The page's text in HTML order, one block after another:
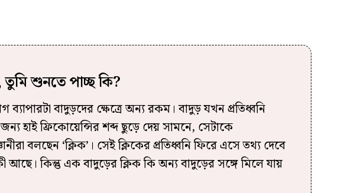
তুমি শুনতে পাচ্ছ কি?
ব্যাপারটা বাদুড়দের ক্ষেত্রে অন্য রকম। বাদুড় যখন প্রতিধ্বনি
হাই ফ্রিকোয়েন্সির শব্দ ছুড়ে দেয় সামনে, সেটাকে
বলছেন ‘ক্লিক’। সেই ক্লিকের প্রতিধ্বনি ফিরে এসে তথ্য দেবে
আছে। কিন্তু এক বাদুড়ের ক্লিক কি অন্য বাদুড়ের সঙ্গে মিলে যায়